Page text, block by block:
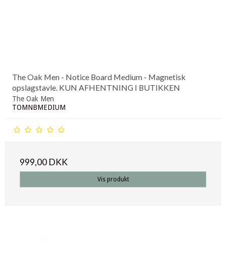
The Oak Men - Notice Board Medium - Magnetisk
opslagstavle. KUN AFHENTNING I BUTIKKEN
The Oak Men
TOMNBMEDIUM
999,00 DKK
Vis produkt